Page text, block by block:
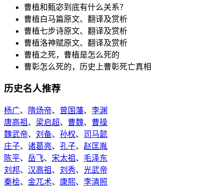
曹植和甄宓到底有什么关系？
曹植白马篇原文、翻译及赏析
曹植七步诗原文、翻译及赏析
曹植洛神赋原文、翻译及赏析
曹植之死，曹植是怎么死的
曹彰怎么死的，历史上曹彰死亡真相
历史名人推荐
杨广、 隋炀帝、 曾国藩、 李渊
唐高祖 、 梁启超、 曹魏、 曹操
魏武帝、 刘备、 孙权、 司马懿
庄子、 诸葛亮、 孔子、 赵匡胤
陈平、 岳飞、 宋太祖 、 毛泽东
刘邦、 汉高祖 、 刘秀、 光武帝
秦桧、 金兀术、 康熙、 李清照